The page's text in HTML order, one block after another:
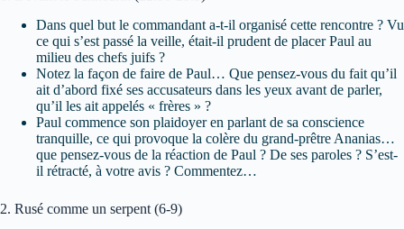
Dans quel but le commandant a-t-il organisé cette rencontre ? Vu
ce qui s’est passé la veille, était-il prudent de placer Paul au
milieu des chefs juifs ?
Notez la façon de faire de Paul… Que pensez-vous du fait qu’il
ait d’abord fixé ses accusateurs dans les yeux avant de parler,
qu’il les ait appelés « frères » ?
Paul commence son plaidoyer en parlant de sa conscience
tranquille, ce qui provoque la colère du grand-prêtre Ananias…
que pensez-vous de la réaction de Paul ? De ses paroles ? S’est-
il rétracté, à votre avis ? Commentez…
2. Rusé comme un serpent (6-9)